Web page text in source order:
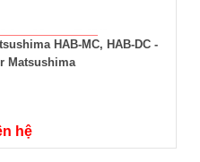
HAB-MC, HAB-DC -
Matsushima
hệ